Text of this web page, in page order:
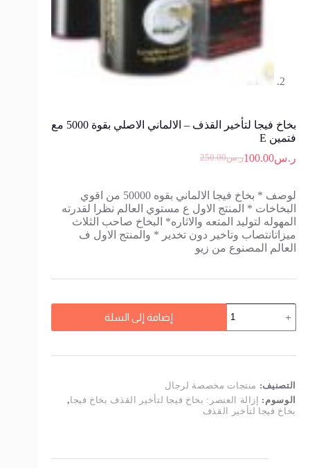
بخاخ فيجا لتأخير القذف – الالماني الاصلي بقوة 5000 مع
فتمين E
ر.س250.00السعر
هو:
ر.س250.00.
ر.س100.00السعر
هو:
ر.س100.00.
لوصف * بخاخ فيجا الالماني بقوه 50000 من اقوي
البخاخات * المنتج الاول ع مستوي العالم نظرا لقدرته
المهوله لتوليد المتعه والاثاره* البخاخ صاحب الثلاث
ميزاتانتصاب وتاخير دون تخدير * والمنتج الاول ف
العالم المصنوع من زيو
كمية
بخاخ
فيجا
القذف
الالماني
الاصلي
بقوة
5000
إضافة إلى السلة
التصنيف: منتجات مخصصة لرجال
الوسوم: إزالة العنصر: بخاخ فيجا لتأخير القذف بخاخ فيجا,
بخاخ فيجا لتأخير القذف